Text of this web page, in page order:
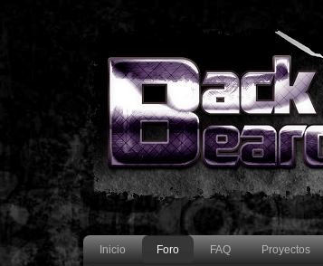
Inicio Foro FAQ Proyectos